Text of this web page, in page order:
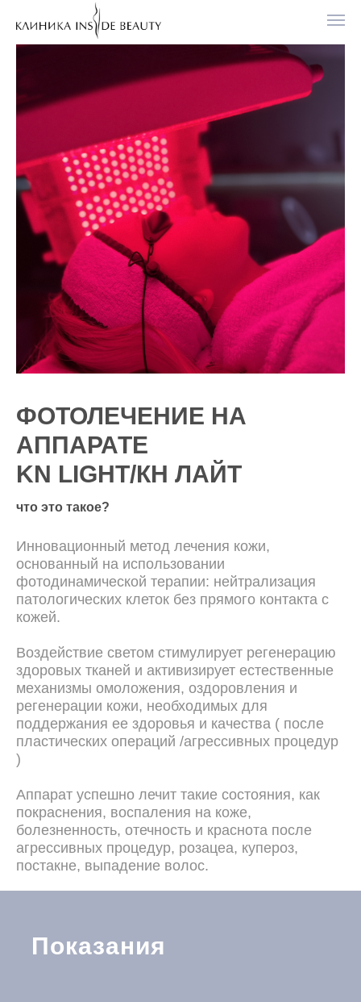
ФОТОЛЕЧЕНИЕ НА
АППАРАТЕ
KN LIGHT/КН ЛАЙТ
что это такое?
Инновационный метод лечения кожи,
основанный на использовании
фотодинамической терапии: нейтрализация
патологических клеток без прямого контакта с
кожей.
Воздействие светом стимулирует регенерацию
здоровых тканей и активизирует естественные
механизмы омоложения, оздоровления и
регенерации кожи, необходимых для
поддержания ее здоровья и качества ( после
пластических операций /агрессивных процедур
)
Аппарат успешно лечит такие состояния, как
покраснения, воспаления на коже,
болезненность, отечность и краснота после
агрессивных процедур, розацеа, купероз,
постакне, выпадение волос.
Показания